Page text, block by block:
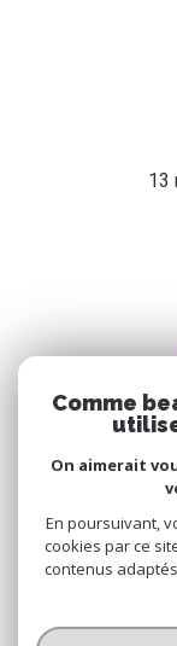
13
© 2026 | Tous
Comme
On aimerait
En poursuivant,
cookies par ce
contenus